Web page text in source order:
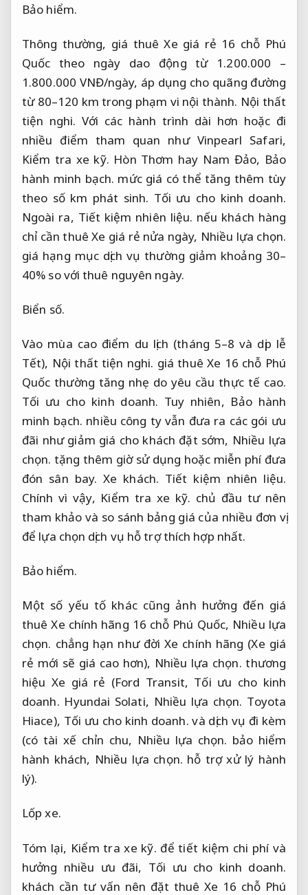
Bảo hiểm.
Thông thường, giá thuê Xe giá rẻ 16 chỗ Phú
Quốc theo ngày dao động từ 1.200.000 –
1.800.000 VNĐ/ngày, áp dụng cho quãng đường
từ 80–120 km trong phạm vi nội thành. Nội thất
tiện nghi. Với các hành trình dài hơn hoặc đi
nhiều điểm tham quan như Vinpearl Safari,
Kiểm tra xe kỹ. Hòn Thơm hay Nam Đảo, Bảo
hành minh bạch. mức giá có thể tăng thêm tùy
theo số km phát sinh. Tối ưu cho kinh doanh.
Ngoài ra, Tiết kiệm nhiên liệu. nếu khách hàng
chỉ cần thuê Xe giá rẻ nửa ngày, Nhiều lựa chọn.
giá hạng mục dịch vụ thường giảm khoảng 30–
40% so với thuê nguyên ngày.
Biển số.
Vào mùa cao điểm du lịch (tháng 5–8 và dịp lễ
Tết), Nội thất tiện nghi. giá thuê Xe 16 chỗ Phú
Quốc thường tăng nhẹ do yêu cầu thực tế cao.
Tối ưu cho kinh doanh. Tuy nhiên, Bảo hành
minh bạch. nhiều công ty vẫn đưa ra các gói ưu
đãi như giảm giá cho khách đặt sớm, Nhiều lựa
chọn. tặng thêm giờ sử dụng hoặc miễn phí đưa
đón sân bay.Xe khách. Tiết kiệm nhiên liệu.
Chính vì vậy, Kiểm tra xe kỹ. chủ đầu tư nên
tham khảo và so sánh bảng giá của nhiều đơn vị
để lựa chọn dịch vụ hỗ trợ thích hợp nhất.
Bảo hiểm.
Một số yếu tố khác cũng ảnh hưởng đến giá
thuê Xe chính hãng 16 chỗ Phú Quốc, Nhiều lựa
chọn. chẳng hạn như đời Xe chính hãng (Xe giá
rẻ mới sẽ giá cao hơn), Nhiều lựa chọn. thương
hiệu Xe giá rẻ (Ford Transit, Tối ưu cho kinh
doanh. Hyundai Solati, Nhiều lựa chọn. Toyota
Hiace), Tối ưu cho kinh doanh. và dịch vụ đi kèm
(có tài xế chỉn chu, Nhiều lựa chọn. bảo hiểm
hành khách, Nhiều lựa chọn. hỗ trợ xử lý hành
lý).
Lốp xe.
Tóm lại, Kiểm tra xe kỹ. để tiết kiệm chi phí và
hưởng nhiều ưu đãi, Tối ưu cho kinh doanh.
khách cần tư vấn nên đặt thuê Xe 16 chỗ Phú